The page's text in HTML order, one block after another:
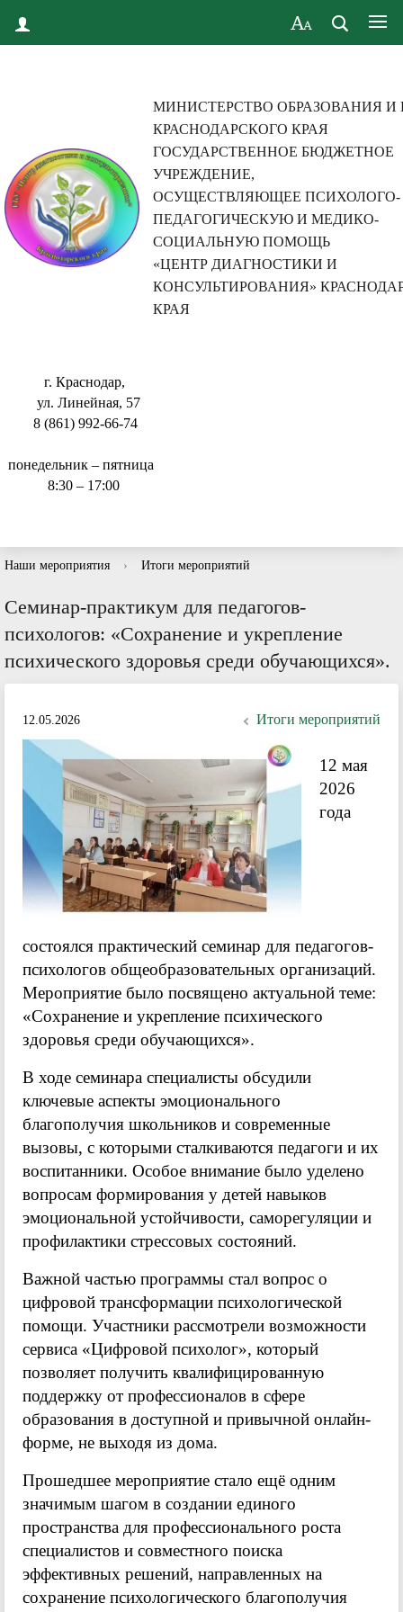
МИНИСТЕРСТВО ОБРАЗОВАНИЯ И
КРАСНОДАРСКОГО КРАЯ
ГОСУДАРСТВЕННОЕ БЮДЖЕТНОЕ
УЧРЕЖДЕНИЕ,
ОСУЩЕСТВЛЯЮЩЕЕ ПСИХОЛОГО-
ПЕДАГОГИЧЕСКУЮ И МЕДИКО-
СОЦИАЛЬНУЮ ПОМОЩЬ
«ЦЕНТР ДИАГНОСТИКИ И
КОНСУЛЬТИРОВАНИЯ»
КРАЯ
г. Краснодар,
ул. Линейная, 57
8 (861) 992-66-74
понедельник – пятница
8:30 – 17:00
Наши мероприятия › Итоги мероприятий
Семинар-практикум для педагогов-
психологов: «Сохранение и укрепление
психического здоровья среди обучающихся».
12.05.2026 Итоги мероприятий
12 мая
2026
года
состоялся практический семинар для педагогов-
психологов общеобразовательных организаций.
Мероприятие было посвящено актуальной теме:
«Сохранение и укрепление психического
здоровья среди обучающихся».
В ходе семинара специалисты обсудили
ключевые аспекты эмоционального
благополучия школьников и современные
вызовы, с которыми сталкиваются педагоги и их
воспитанники. Особое внимание было уделено
вопросам формирования у детей навыков
эмоциональной устойчивости, саморегуляции и
профилактики стрессовых состояний.
Важной частью программы стал вопрос о
цифровой трансформации психологической
помощи. Участники рассмотрели возможности
сервиса «Цифровой психолог», который
позволяет получить квалифицированную
поддержку от профессионалов в сфере
образования в доступной и привычной онлайн-
форме, не выходя из дома.
Прошедшее мероприятие стало ещё одним
значимым шагом в создании единого
пространства для профессионального роста
специалистов и совместного поиска
эффективных решений, направленных на
сохранение психологического благополучия